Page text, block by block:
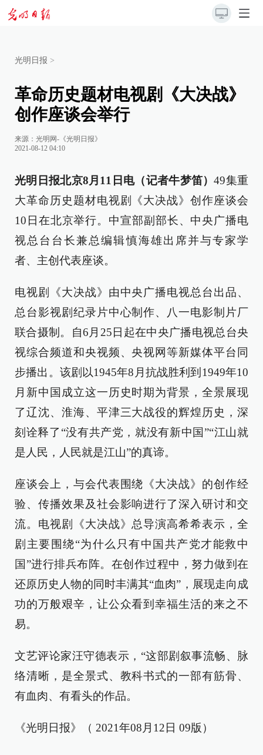
光明日报 >
革命历史题材电视剧《大决战》
创作座谈会举行
来源： 光明网-《光明日报》
2021-08-12 04:10
光明日报北京8月11日电（记者牛梦笛）49集重
大革命历史题材电视剧《大决战》创作座谈会
10日在北京举行。中宣部副部长、中央广播电
视总台台长兼总编辑慎海雄出席并与专家学
者、主创代表座谈。
电视剧《大决战》由中央广播电视总台出品、
总台影视剧纪录片中心制作、八一电影制片厂
联合摄制。自6月25日起在中央广播电视总台央
视综合频道和央视频、央视网等新媒体平台同
步播出。该剧以1945年8月抗战胜利到1949年10
月新中国成立这一历史时期为背景，全景展现
了辽沈、淮海、平津三大战役的辉煌历史，深
刻诠释了“没有共产党，就没有新中国”“江山就
是人民，人民就是江山”的真谛。
座谈会上，与会代表围绕《大决战》的创作经
验、传播效果及社会影响进行了深入研讨和交
流。电视剧《大决战》总导演高希希表示，全
剧主要围绕“为什么只有中国共产党才能救中
国”进行排兵布阵。在创作过程中，努力做到在
还原历史人物的同时丰满其“血肉”，展现走向成
功的万般艰辛，让公众看到幸福生活的来之不
易。
文艺评论家汪守德表示，“这部剧叙事流畅、脉
络清晰，是全景式、教科书式的一部有筋骨、
有血肉、有看头的作品。
《光明日报》（ 2021年08月12日 09版）